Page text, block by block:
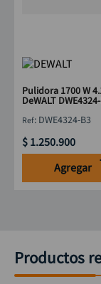
Pulidora 1700 W
DeWALT
: DWE4324-B3
$ 1.250.900
Agregar
Productos